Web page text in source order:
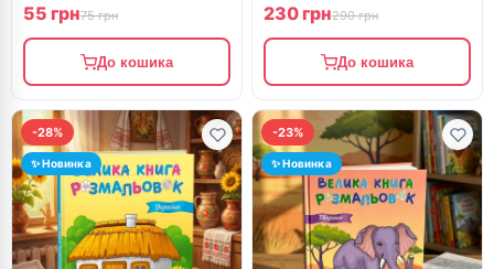
55 грн75 грн
До кошика
230 грн290 грн
До кошика
-28%
✨ Новинка
-23%
✨ Новинка